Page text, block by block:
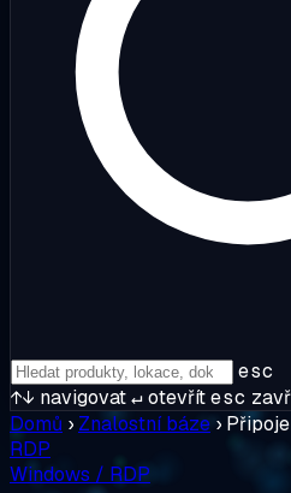
esc
↑↓ navigovat↵otevřítesc
Domů › Znalostní báze ›
RDP
Windows / RDP